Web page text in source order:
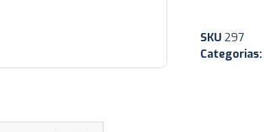
SKU 297
Categorias: